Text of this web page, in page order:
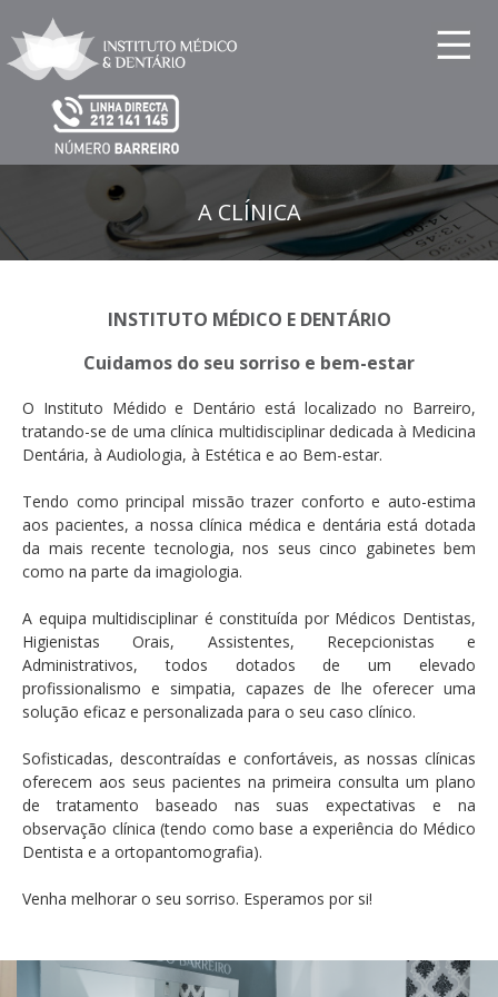
A CLÍNICA
INSTITUTO MÉDICO E DENTÁRIO
Cuidamos do seu sorriso e bem-estar
O Instituto Médido e Dentário está localizado no Barreiro,
tratando-se de uma clínica multidisciplinar dedicada à Medicina
Dentária, à Audiologia, à Estética e ao Bem-estar.
Tendo como principal missão trazer conforto e auto-estima
aos pacientes, a nossa clínica médica e dentária está dotada
da mais recente tecnologia, nos seus cinco gabinetes bem
como na parte da imagiologia.
A equipa multidisciplinar é constituída por Médicos Dentistas,
Higienistas Orais, Assistentes, Recepcionistas e
Administrativos, todos dotados de um elevado
profissionalismo e simpatia, capazes de lhe oferecer uma
solução eficaz e personalizada para o seu caso clínico.
Sofisticadas, descontraídas e confortáveis, as nossas clínicas
oferecem aos seus pacientes na primeira consulta um plano
de tratamento baseado nas suas expectativas e na
observação clínica (tendo como base a experiência do Médico
Dentista e a ortopantomografia).
Venha melhorar o seu sorriso. Esperamos por si!